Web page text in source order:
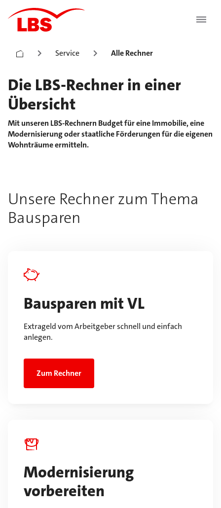
Service Alle Rechner
Die LBS-Rechner in einer
Übersicht
Mit unseren LBS-Rechnern Budget für eine Immobilie, eine
Modernisierung oder staatliche Förderungen für die eigenen
Wohnträume ermitteln.
Unsere Rechner zum Thema
Bausparen
Bausparen mit VL
Extrageld vom Arbeitgeber schnell und einfach
anlegen.
Zum Rechner
Modernisierung
vorbereiten